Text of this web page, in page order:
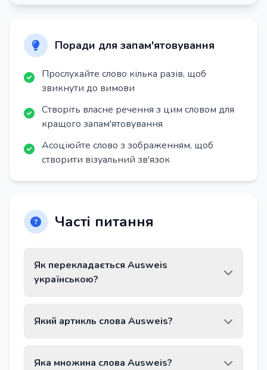
Поради для запам'ятовування
Прослухайте слово кілька разів, щоб
звикнути до вимови
Створіть власне речення з цим словом для
кращого запам'ятовування
Асоціюйте слово з зображенням, щоб
створити візуальний зв'язок
Часті питання
Як перекладається Ausweis
українською?
«посвідчення особи, документ».
Який артикль слова Ausweis?
Яка множина слова Ausweis?